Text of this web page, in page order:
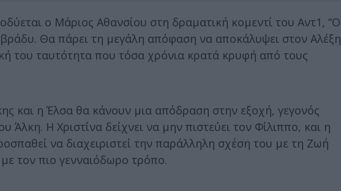
ο Μάριος Αθανσίου στη δραματική κομεντί του Αντ1, “Ο
Θα πάρει τη μεγάλη απόφαση να αποκάλυψει στον Αλέξη
του ταυτότητα που τόσα χρόνια κρατά κρυφή από τους
η Έλσα θα κάνουν μια απόδραση στην εξοχή, γεγονός
Η Χριστίνα δείχνει να μην πιστεύει τον Φίλιππο, και η
να διαχειριστεί την παράλληλη σχέση του με τη Ζωή
τον πιο γενναιόδωρο τρόπο.